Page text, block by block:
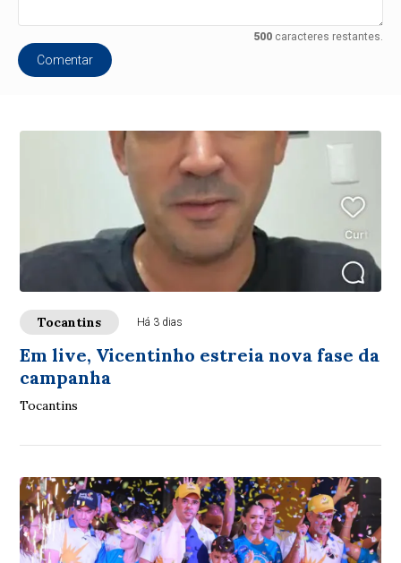
500caracteres restantes.
Comentar
Tocantins Há 3 dias
Em live, Vicentinho estreia nova fase da
campanha
Tocantins